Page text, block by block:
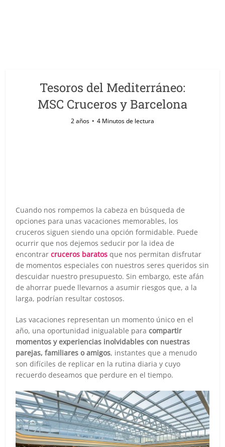
Tesoros del Mediterráneo:
MSC Cruceros y Barcelona
2 años 4 Minutos de lectura
Cuando nos rompemos la cabeza en búsqueda de
opciones para unas vacaciones memorables, los
cruceros siguen siendo una opción formidable. Puede
ocurrir que nos dejemos seducir por la idea de
encontrarcruceros baratos que nos permitan disfrutar
de momentos especiales con nuestros seres queridos sin
descuidar nuestro presupuesto. Sin embargo, este afán
de ahorrar puede llevarnos a asumir riesgos que, a la
larga, podrían resultar costosos.
Las vacaciones representan un momento único en el
año, una oportunidad inigualable paracompartir
momentos y experiencias inolvidables con nuestras
parejas, familiares o amigos, instantes que a menudo
son difíciles de replicar en la rutina diaria y cuyo
recuerdo deseamos que perdure en el tiempo.